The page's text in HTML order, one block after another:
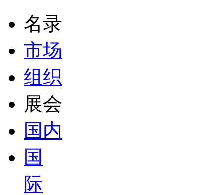
名录
市场
组织
展会
国内
国
际